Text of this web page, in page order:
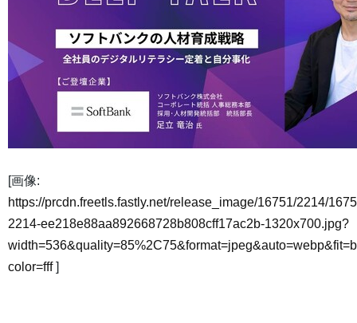
[画像:
https://prcdn.freetls.fastly.net/release_image/16751/2214/
2214-ee218e88aa892668728b808cff17ac2b-1320x700.jpg?
color=fff]